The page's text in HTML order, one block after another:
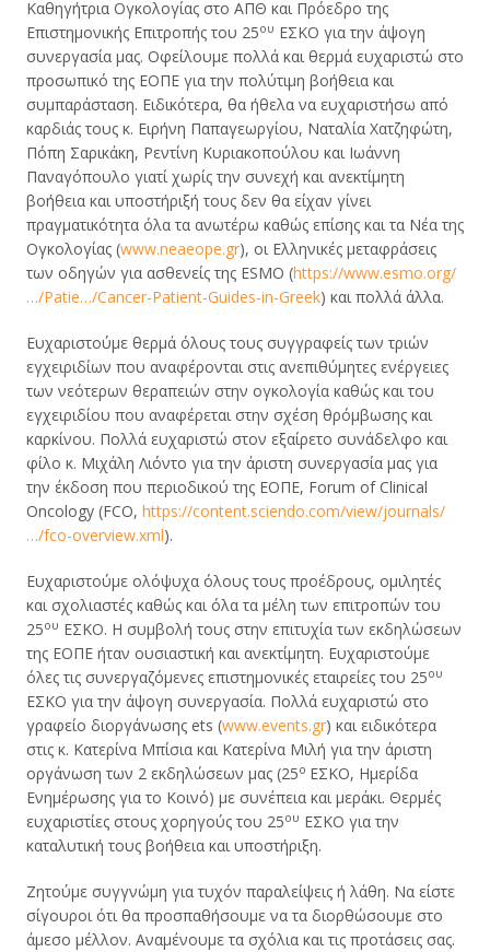
Καθηγήτρια Ογκολογίας στο ΑΠΘ και Πρόεδρο της
Επιστημονικής Επιτροπής του 25ου ΕΣΚΟ για την άψογη
συνεργασία μας. Οφείλουμε πολλά και θερμά ευχαριστώ στο
προσωπικό της ΕΟΠΕ για την πολύτιμη βοήθεια και
συμπαράσταση. Ειδικότερα, θα ήθελα να ευχαριστήσω από
καρδιάς τους κ. Ειρήνη Παπαγεωργίου, Ναταλία Χατζηφώτη,
Πόπη Σαρικάκη, Ρεντίνη Κυριακοπούλου και Ιωάννη
Παναγόπουλο γιατί χωρίς την συνεχή και ανεκτίμητη
βοήθεια και υποστήριξή τους δεν θα είχαν γίνει
πραγματικότητα όλα τα ανωτέρω καθώς επίσης και τα Νέα της
Ογκολογίας (www.neaeope.gr), οι Ελληνικές μεταφράσεις
των οδηγών για ασθενείς της ESMO (https://www.esmo.org/
…/Patie…/Cancer-Patient-Guides-in-Greek) και πολλά άλλα.
Ευχαριστούμε θερμά όλους τους συγγραφείς των τριών
εγχειριδίων που αναφέρονται στις ανεπιθύμητες ενέργειες
των νεότερων θεραπειών στην ογκολογία καθώς και του
εγχειριδίου που αναφέρεται στην σχέση θρόμβωσης και
καρκίνου. Πολλά ευχαριστώ στον εξαίρετο συνάδελφο και
φίλο κ. Μιχάλη Λιόντο για την άριστη συνεργασία μας για
την έκδοση που περιοδικού της ΕΟΠΕ, Forum of Clinical
Oncology (FCO, https://content.sciendo.com/view/journals/
…/fco-overview.xml).
Ευχαριστούμε ολόψυχα όλους τους προέδρους, ομιλητές
και σχολιαστές καθώς και όλα τα μέλη των επιτροπών του
25ου ΕΣΚΟ. Η συμβολή τους στην επιτυχία των εκδηλώσεων
της ΕΟΠΕ ήταν ουσιαστική και ανεκτίμητη. Ευχαριστούμε
όλες τις συνεργαζόμενες επιστημονικές εταιρείες του 25ου
ΕΣΚΟ για την άψογη συνεργασία. Πολλά ευχαριστώ στο
γραφείο διοργάνωσης ets (www.events.gr) και ειδικότερα
στις κ. Κατερίνα Μπίσια και Κατερίνα Μιλή για την άριστη
οργάνωση των 2 εκδηλώσεων μας (25ο ΕΣΚΟ, Ημερίδα
Ενημέρωσης για το Κοινό) με συνέπεια και μεράκι. Θερμές
ευχαριστίες στους χορηγούς του 25ου ΕΣΚΟ για την
καταλυτική τους βοήθεια και υποστήριξη.
Ζητούμε συγγνώμη για τυχόν παραλείψεις ή λάθη. Να είστε
σίγουροι ότι θα προσπαθήσουμε να τα διορθώσουμε στο
άμεσο μέλλον. Αναμένουμε τα σχόλια και τις προτάσεις σας.